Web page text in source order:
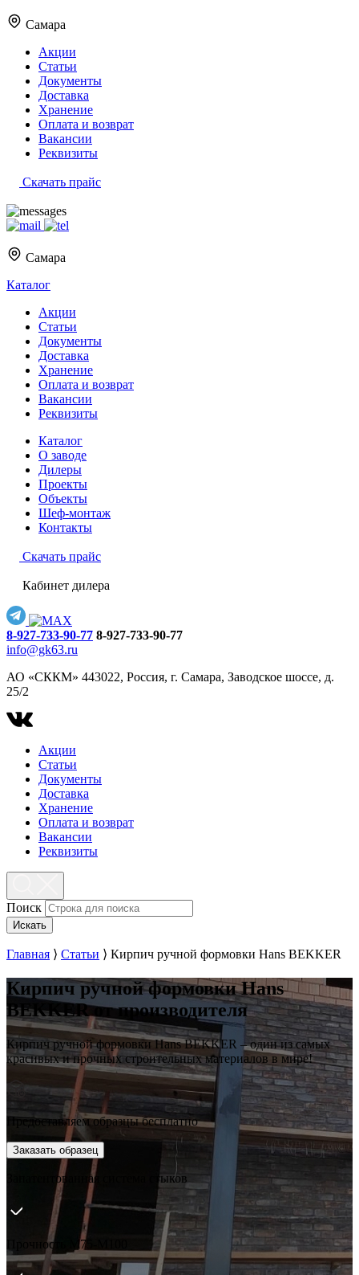
Самара
Акции
Статьи
Документы
Доставка
Хранение
Оплата и возврат
Вакансии
Реквизиты
Скачать прайс
Самара
Каталог
Акции
Статьи
Документы
Доставка
Хранение
Оплата и возврат
Вакансии
Реквизиты
Каталог
О заводе
Дилеры
Проекты
Объекты
Шеф-монтаж
Контакты
Скачать прайс
Кабинет дилера
8-927-733-90-77 8-927-733-90-77
info@gk63.ru
АО «СККМ» 443022, Россия, г. Самара, Заводское шоссе, д.
25/2
Акции
Статьи
Документы
Доставка
Хранение
Оплата и возврат
Вакансии
Реквизиты
Поиск
Искать
Главная ⟩ Статьи ⟩ Кирпич ручной формовки Hans BEKKER
Кирпич ручной формовки Hans
BEKKER от производителя
Кирпич ручной формовки Hans BEKKER – один из самых
красивых и прочных строительных материалов в мире!
Предоставляем образцы бесплатно
Заказать образец
Запатентованная система стыков
Прочность М75-М100